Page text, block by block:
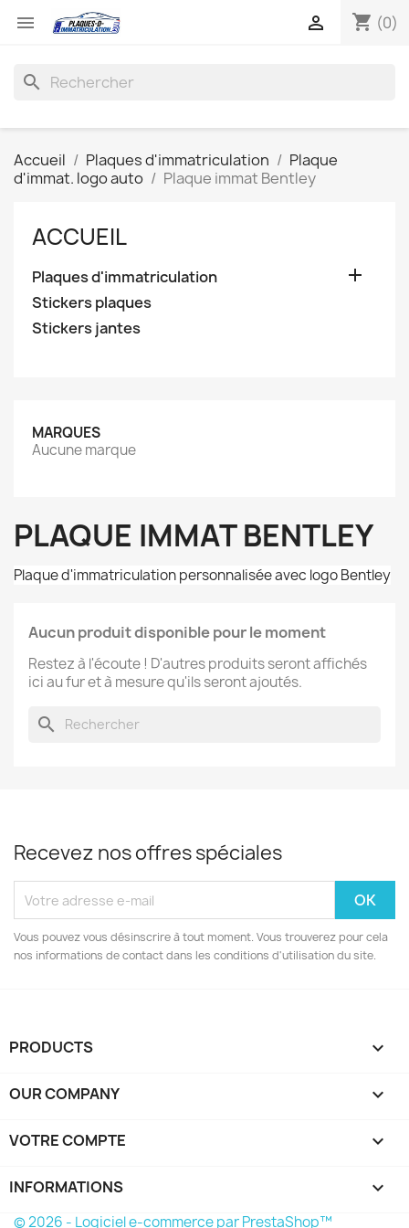
 shopping_cart (0)

search
Accueil Plaques d'immatriculation
Plaque
d'immat. logo auto
Plaque immat Bentley
ACCUEIL
Plaques d'immatriculation 
Stickers plaques
Stickers jantes
MARQUES
Aucune marque
PLAQUE IMMAT BENTLEY
Plaque d'immatriculation personnalisée avec logo Bentley
Aucun produit disponible pour le moment
Restez à l'écoute ! D'autres produits seront affichés
ici au fur et à mesure qu'ils seront ajoutés.
search
Recevez nos offres spéciales
Vous pouvez vous désinscrire à tout moment. Vous trouverez pour cela
nos informations de contact dans les conditions d'utilisation du site.
PRODUCTS 
OUR COMPANY 
VOTRE COMPTE 
INFORMATIONS keyboard_arrow_down
© 2026 - Logiciel e-commerce par PrestaShop™